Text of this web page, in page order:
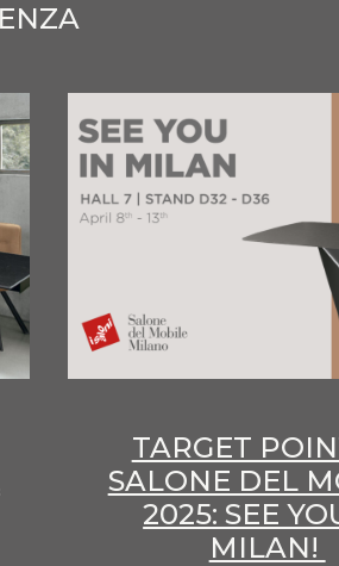
TARGET
SALONE DEL
2025: SEE
MILAN!